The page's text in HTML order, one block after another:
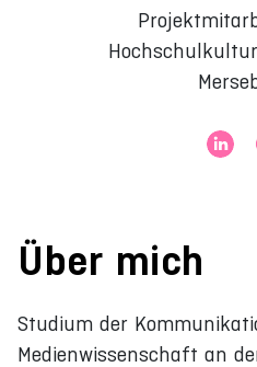
Über mich
Studium der
Medienwissenschaft an